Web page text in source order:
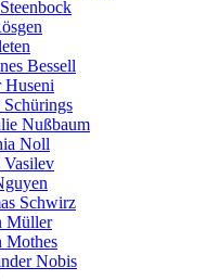
Bessell
Huseni
Nußbaum
Noll
Vasilev
Schwirz
Müller
Mothes
Nobis